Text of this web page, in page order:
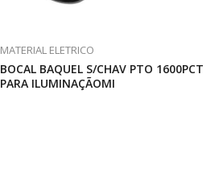
MATERIAL ELETRICO
BOCAL BAQUEL S/CHAV PTO 1600PCT
PARA ILUMINAÇÃOMI